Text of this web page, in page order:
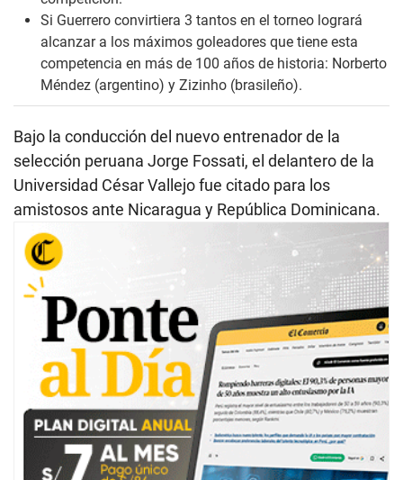
Si Guerrero convirtiera 3 tantos en el torneo logrará
alcanzar a los máximos goleadores que tiene esta
competencia en más de 100 años de historia: Norberto
Méndez (argentino) y Zizinho (brasileño).
Bajo la conducción del nuevo entrenador de la
selección peruana Jorge Fossati, el delantero de la
Universidad César Vallejo fue citado para los
amistosos ante Nicaragua y República Dominicana.